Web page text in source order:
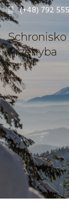
(+48) 792
Schronisko
Przehyba
OFERTA
SCHRONISKO
GALERIA
DLA